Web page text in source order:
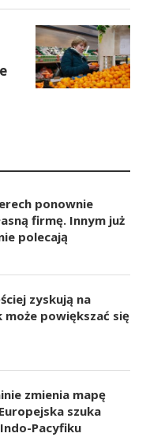
ponownie
firmę. Innym już
polecają
zyskują na
może powiększać się
zmienia mapę
szuka
Pacyfiku